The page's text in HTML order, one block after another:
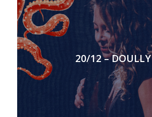
20/12 – DOULLY